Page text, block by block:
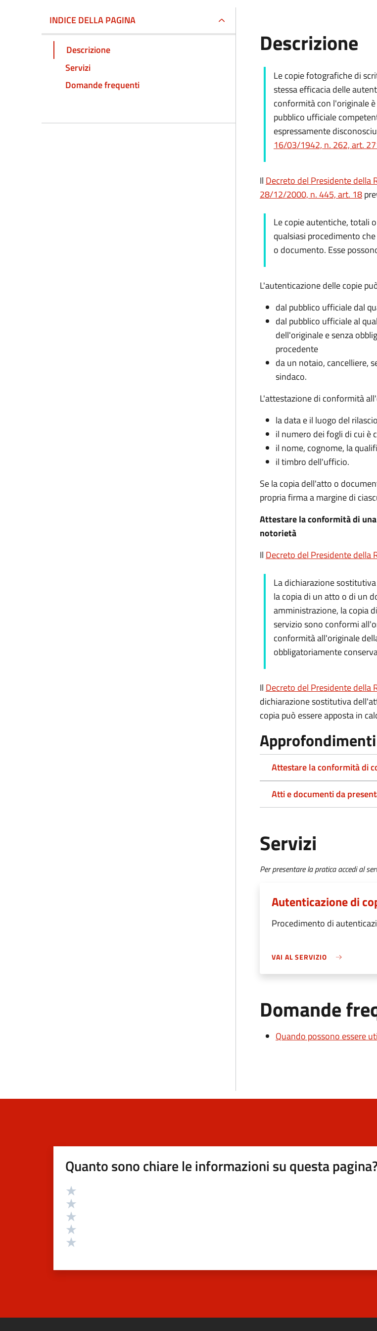
INDICE DELLA PAGINA
Descrizione
Servizi
Domande frequenti
Descrizione
Le copie fotografiche di
stessa efficacia delle
conformità con l'originale
pubblico ufficiale
espressamente
16/03/1942, n. 262, art.
Il Decreto del Presidente della
28/12/2000, n. 445, art. 18
Le copie autentiche, totali
qualsiasi procedimento
o documento. Esse
L'autenticazione delle copie
dal pubblico ufficiale dal
dal pubblico ufficiale al
dell'originale e senza
procedente
da un notaio, cancelliere,
sindaco.
L'attestazione di conformità
la data e il luogo del rilascio
il numero dei fogli di cui è
il nome, cognome, la
il timbro dell'ufficio.
Se la copia dell'atto o
propria firma a margine di
Attestare la conformità di
notorietà
Il Decreto del Presidente della
La dichiarazione
la copia di un atto o di un
amministrazione, la copia
servizio sono conformi
conformità all'originale
obbligatoriamente
Il Decreto del Presidente
dichiarazione sostitutiva
copia può essere apposta in
Approfondimenti
Attestare la conformità di
Atti e documenti da
Servizi
Per presentare la pratica accedi al
Autenticazione di
Procedimento di
VAI AL SERVIZIO
Domande
Quando possono essere
Quanto sono chiare le informazioni su questa
Valutazione